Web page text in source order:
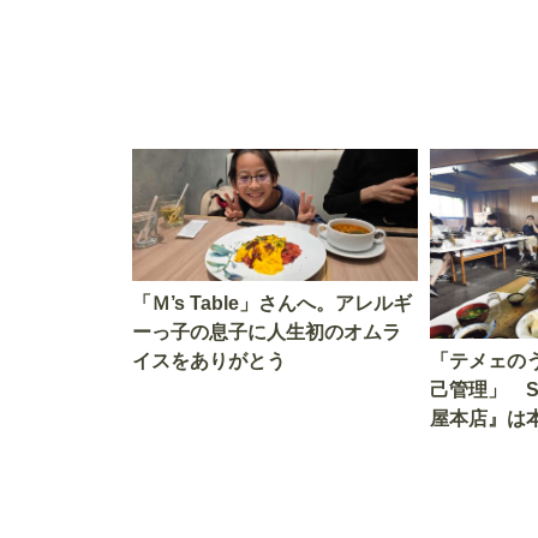
「Ｍ’s Table」さんへ。アレルギ
ーっ子の息子に人生初のオムラ
イスをありがとう
「テメェの
己管理」
屋本店』は